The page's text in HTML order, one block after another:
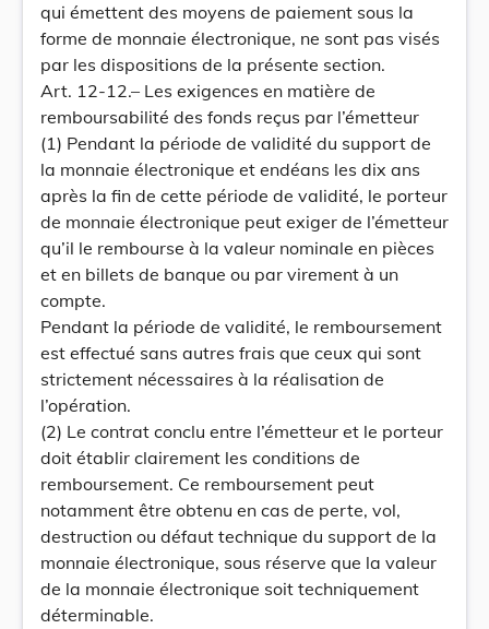
qui émettent des moyens de paiement sous la
forme de monnaie électronique, ne sont pas visés
par les dispositions de la présente section.
Art. 12-12.– Les exigences en matière de
remboursabilité des fonds reçus par l’émetteur
(1) Pendant la période de validité du support de
la monnaie électronique et endéans les dix ans
après la fin de cette période de validité, le porteur
de monnaie électronique peut exiger de l’émetteur
qu’il le rembourse à la valeur nominale en pièces
et en billets de banque ou par virement à un
compte.
Pendant la période de validité, le remboursement
est effectué sans autres frais que ceux qui sont
strictement nécessaires à la réalisation de
l’opération.
(2) Le contrat conclu entre l’émetteur et le porteur
doit établir clairement les conditions de
remboursement. Ce remboursement peut
notamment être obtenu en cas de perte, vol,
destruction ou défaut technique du support de la
monnaie électronique, sous réserve que la valeur
de la monnaie électronique soit techniquement
déterminable.